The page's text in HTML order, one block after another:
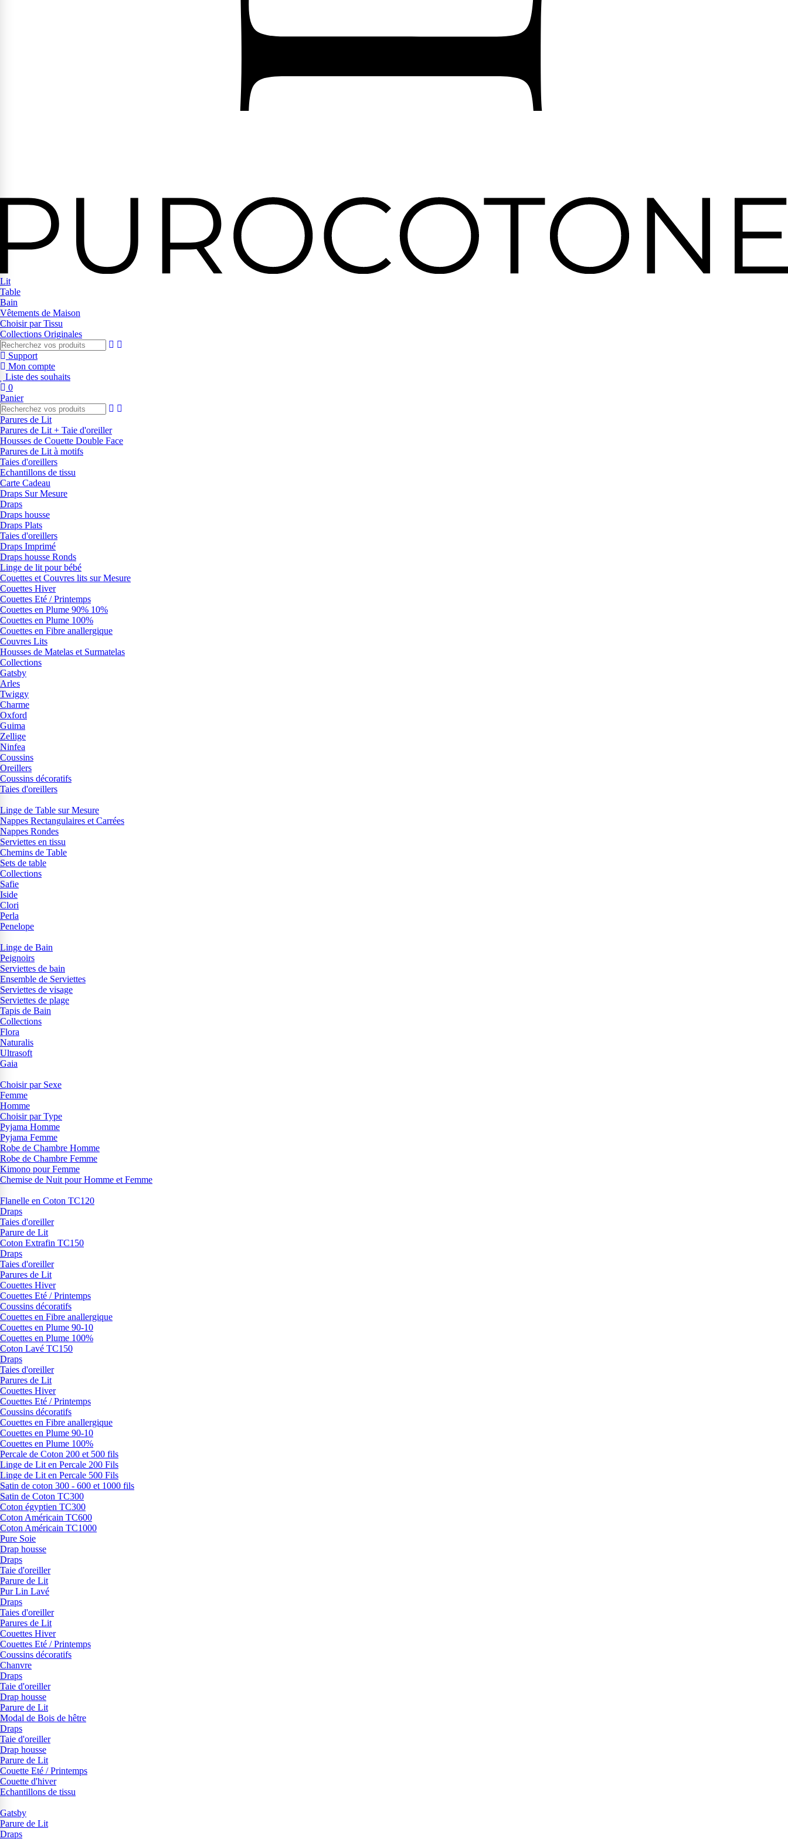
Lit
Table
Bain
Vêtements de Maison
Choisir par Tissu
Collections Originales
Support
Mon compte
Liste des souhaits
0
Panier
Parures de Lit
Parures de Lit + Taie d'oreiller
Housses de Couette Double Face
Parures de Lit à motifs
Taies d'oreillers
Echantillons de tissu
Carte Cadeau
Draps Sur Mesure
Draps
Draps housse
Draps Plats
Taies d'oreillers
Draps Imprimé
Draps housse Ronds
Linge de lit pour bébé
Couettes et Couvres lits sur Mesure
Couettes Hiver
Couettes Eté / Printemps
Couettes en Plume 90% 10%
Couettes en Plume 100%
Couettes en Fibre anallergique
Couvres Lits
Housses de Matelas et Surmatelas
Collections
Gatsby
Arles
Twiggy
Charme
Oxford
Guima
Zellige
Ninfea
Coussins
Oreillers
Coussins décoratifs
Taies d'oreillers
Linge de Table sur Mesure
Nappes Rectangulaires et Carrées
Nappes Rondes
Serviettes en tissu
Chemins de Table
Sets de table
Collections
Safie
Iside
Clori
Perla
Penelope
Linge de Bain
Peignoirs
Serviettes de bain
Ensemble de Serviettes
Serviettes de visage
Serviettes de plage
Tapis de Bain
Collections
Flora
Naturalis
Ultrasoft
Gaia
Choisir par Sexe
Femme
Homme
Choisir par Type
Pyjama Homme
Pyjama Femme
Robe de Chambre Homme
Robe de Chambre Femme
Kimono pour Femme
Chemise de Nuit pour Homme et Femme
Flanelle en Coton TC120
Draps
Taies d'oreiller
Parure de Lit
Coton Extrafin TC150
Draps
Taies d'oreiller
Parures de Lit
Couettes Hiver
Couettes Eté / Printemps
Coussins décoratifs
Couettes en Fibre anallergique
Couettes en Plume 90-10
Couettes en Plume 100%
Coton Lavé TC150
Draps
Taies d'oreiller
Parures de Lit
Couettes Hiver
Couettes Eté / Printemps
Coussins décoratifs
Couettes en Fibre anallergique
Couettes en Plume 90-10
Couettes en Plume 100%
Percale de Coton 200 et 500 fils
Linge de Lit en Percale 200 Fils
Linge de Lit en Percale 500 Fils
Satin de coton 300 - 600 et 1000 fils
Satin de Coton TC300
Coton égyptien TC300
Coton Américain TC600
Coton Américain TC1000
Pure Soie
Drap housse
Draps
Taie d'oreiller
Parure de Lit
Pur Lin Lavé
Draps
Taies d'oreiller
Parures de Lit
Couettes Hiver
Couettes Eté / Printemps
Coussins décoratifs
Chanvre
Draps
Taie d'oreiller
Drap housse
Parure de Lit
Modal de Bois de hêtre
Draps
Taie d'oreiller
Drap housse
Parure de Lit
Couette Eté / Printemps
Couette d'hiver
Echantillons de tissu
Gatsby
Parure de Lit
Draps